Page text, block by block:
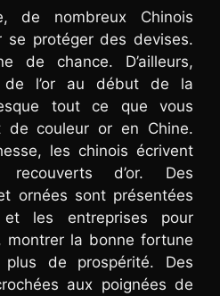
de nombreux Chinois
se protéger des devises.
de chance. D’ailleurs,
de l’or au début de la
tout ce que vous
de couleur or en Chine.
les chinois écrivent
d’or. Des
ornées sont présentées
les entreprises pour
montrer la bonne fortune
de prospérité. Des
aux poignées de